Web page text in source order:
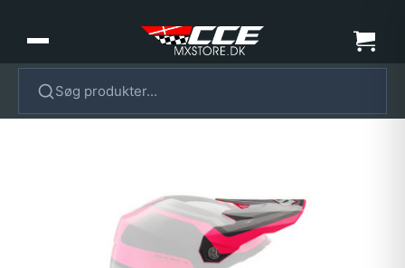
Søg produkter...